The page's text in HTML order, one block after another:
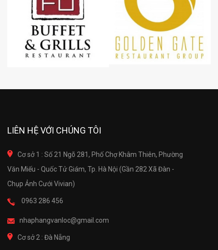
LIÊN HỆ VỚI CHÚNG TÔI
Cơ sở 1 : Số 21 Ngõ 281, Phố Chợ Khâm Thiên, Phường
Văn Miếu - Quốc Tử Giám, Tp. Hà Nội (Gần 282 Xã Đàn -
Chụp Ảnh Cưới Vivian)
0963 286 456
nhaphangvanloc@gmail.com
Cơ sở 2 : Đà Nẵng